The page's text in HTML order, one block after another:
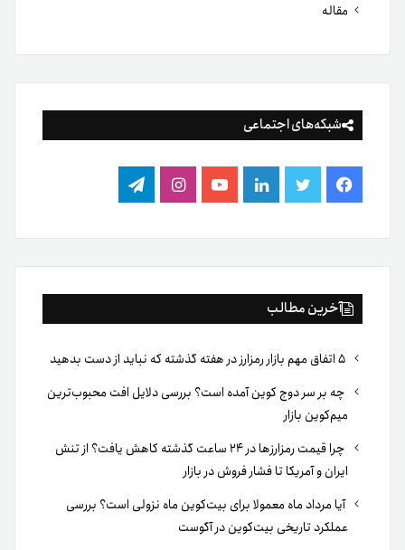
مقاله
شبکه‌های اجتماعی
فیس
بوک
توییتر لینکدینیوتیوباینستاگرام
تلگرام
آخرین مطالب
چه بر سر دوج کوین آمده است؟ بررسی دلایل افت محبوب‌ترین
میم‌کوین بازار
چرا قیمت رمزارزها در ۲۴ ساعت گذشته کاهش یافت؟ از تنش
ایران و آمریکا تا فشار فروش در بازار
آیا مرداد ماه معمولا برای بیت‌کوین ماه نزولی است؟ بررسی
عملکرد تاریخی بیت‌کوین در آگوست